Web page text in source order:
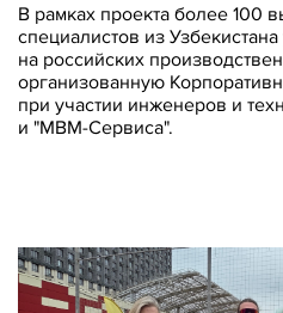
В рамках проекта более 100
специалистов из
на российских
организованную
при участии инженеров и
и "МВМ-Сервиса".